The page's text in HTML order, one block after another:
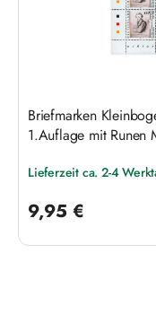
Briefmarken
1.Auflage mit Runen
Lieferzeit ca. 2-4
9,95 €